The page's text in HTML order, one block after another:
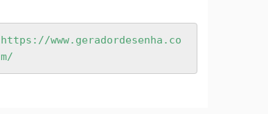
https://www.geradordesenha.co
m/